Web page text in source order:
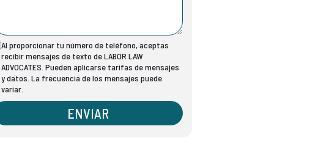
Al proporcionar tu número de teléfono, aceptas
recibir mensajes de texto de LABOR LAW
ADVOCATES. Pueden aplicarse tarifas de mensajes
y datos. La frecuencia de los mensajes puede
variar.
ENVIAR